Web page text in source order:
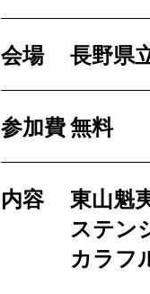
会場 長野県
参加費無料
内容
東山魁
ステン
カラフ